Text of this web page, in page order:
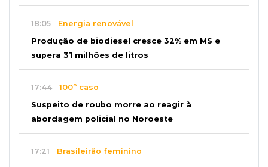
18:05 Energia renovável
Produção de biodiesel cresce 32% em MS e
supera 31 milhões de litros
17:44 100º caso
Suspeito de roubo morre ao reagir à
abordagem policial no Noroeste
17:21 Brasileirão feminino